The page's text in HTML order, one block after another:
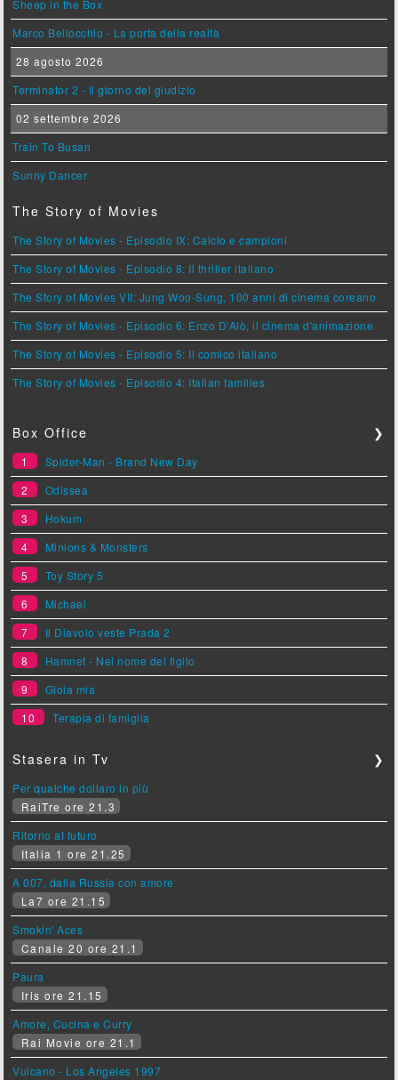
Sheep in the Box
Marco Bellocchio - La porta della realtà
28 agosto 2026
Terminator 2 - Il giorno del giudizio
02 settembre 2026
Train To Busan
Sunny Dancer
The Story of Movies
The Story of Movies - Episodio IX: Calcio e campioni
The Story of Movies - Episodio 8: Il thriller italiano
The Story of Movies VII: Jung Woo-Sung, 100 anni di cinema coreano
The Story of Movies - Episodio 6: Enzo D'Alò, il cinema d'animazione
The Story of Movies - Episodio 5: Il comico italiano
The Story of Movies - Episodio 4: Italian families
Box Office ❯
1
Spider-Man - Brand New Day
2
Odissea
3
Hokum
4
Minions & Monsters
5
Toy Story 5
6
Michael
7
Il Diavolo veste Prada 2
8
Hamnet - Nel nome del figlio
9
Gioia mia
10
Terapia di famiglia
Stasera in Tv ❯
Per qualche dollaro in più
RaiTre ore 21.3
Ritorno al futuro
Italia 1 ore 21.25
A 007, dalla Russia con amore
La7 ore 21.15
Smokin' Aces
Canale 20 ore 21.1
Paura
Iris ore 21.15
Amore, Cucina e Curry
Rai Movie ore 21.1
Vulcano - Los Angeles 1997